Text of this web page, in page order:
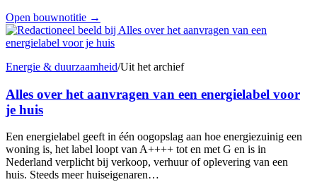
Open bouwnotitie →
Energie & duurzaamheid/Uit het archief
Alles over het aanvragen van een energielabel voor
je huis
Een energielabel geeft in één oogopslag aan hoe energiezuinig een
woning is, het label loopt van A++++ tot en met G en is in
Nederland verplicht bij verkoop, verhuur of oplevering van een
huis. Steeds meer huiseigenaren…